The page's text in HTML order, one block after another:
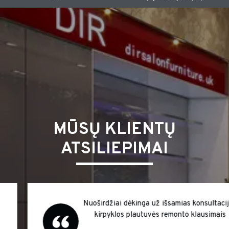
MŪSŲ KLIENTŲ
ATSILIEPIMAI
Nuoširdžiai dėkinga už išsamias konsultacijas
kirpyklos plautuvės remonto klausimais